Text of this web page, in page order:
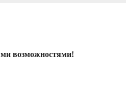
возможностями!